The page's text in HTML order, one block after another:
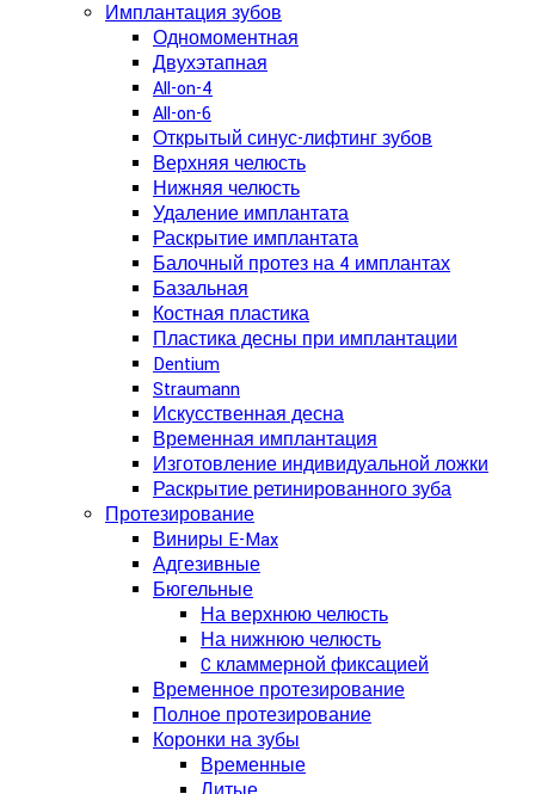
Имплантация зубов
Одномоментная
Двухэтапная
All-on-4
All-on-6
Открытый синус-лифтинг зубов
Верхняя челюсть
Нижняя челюсть
Удаление имплантата
Раскрытие имплантата
Балочный протез на 4 имплантах
Базальная
Костная пластика
Пластика десны при имплантации
Dentium
Straumann
Искусственная десна
Временная имплантация
Изготовление индивидуальной ложки
Раскрытие ретинированного зуба
Протезирование
Виниры E-Max
Адгезивные
Бюгельные
На верхнюю челюсть
На нижнюю челюсть
C кламмерной фиксацией
Временное протезирование
Полное протезирование
Коронки на зубы
Временные